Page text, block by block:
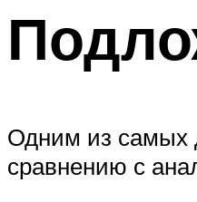
Одним из самых
сравнению с